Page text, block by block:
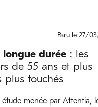
Paru le 27/
longue durée: les
de 55 ans et plus
plus touchés
étude menée par Attentia,